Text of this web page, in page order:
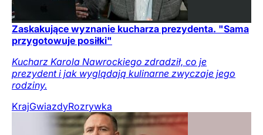
Zaskakujące wyznanie kucharza prezydenta. "Sama
przygotowuje posiłki"
Kucharz Karola Nawrockiego zdradził, co je
prezydent i jak wyglądają kulinarne zwyczaje jego
rodziny.
KrajGwiazdyRozrywka